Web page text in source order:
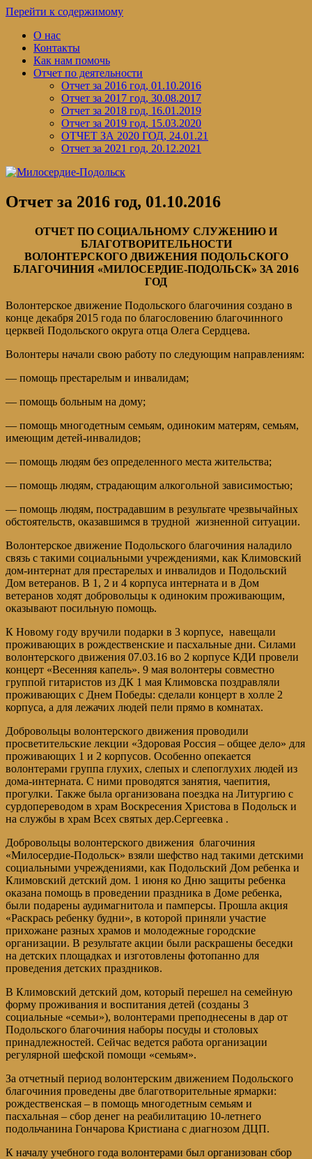
Перейти к содержимому
О нас
Контакты
Как нам помочь
Отчет по деятельности
Отчет за 2016 год, 01.10.2016
Отчет за 2017 год, 30.08.2017
Отчет за 2018 год, 16.01.2019
Отчет за 2019 год, 15.03.2020
ОТЧЕТ ЗА 2020 ГОД, 24.01.21
Отчет за 2021 год, 20.12.2021
Отчет за 2016 год, 01.10.2016
ОТЧЕТ ПО СОЦИАЛЬНОМУ СЛУЖЕНИЮ И
БЛАГОТВОРИТЕЛЬНОСТИ
ВОЛОНТЕРСКОГО ДВИЖЕНИЯ ПОДОЛЬСКОГО
БЛАГОЧИНИЯ «МИЛОСЕРДИЕ-ПОДОЛЬСК» ЗА 2016
ГОД
Волонтерское движение Подольского благочиния создано в
конце декабря 2015 года по благословению благочинного
церквей Подольского округа отца Олега Сердцева.
Волонтеры начали свою работу по следующим направлениям:
— помощь престарелым и инвалидам;
— помощь больным на дому;
— помощь многодетным семьям, одиноким матерям, семьям,
имеющим детей-инвалидов;
— помощь людям без определенного места жительства;
— помощь людям, страдающим алкогольной зависимостью;
— помощь людям, пострадавшим в результате чрезвычайных
обстоятельств, оказавшимся в трудной жизненной ситуации.
Волонтерское движение Подольского благочиния наладило
связь с такими социальными учреждениями, как Климовский
дом-интернат для престарелых и инвалидов и Подольский
Дом ветеранов. В 1, 2 и 4 корпуса интерната и в Дом
ветеранов ходят добровольцы к одиноким проживающим,
оказывают посильную помощь.
К Новому году вручили подарки в 3 корпусе, навещали
проживающих в рождественские и пасхальные дни. Силами
волонтерского движения 07.03.16 во 2 корпусе КДИ провели
концерт «Весенняя капель». 9 мая волонтеры совместно
группой гитаристов из ДК 1 мая Климовска поздравляли
проживающих с Днем Победы: сделали концерт в холле 2
корпуса, а для лежачих людей пели прямо в комнатах.
Добровольцы волонтерского движения проводили
просветительские лекции «Здоровая Россия – общее дело» для
проживающих 1 и 2 корпусов. Особенно опекается
волонтерами группа глухих, слепых и слепоглухих людей из
дома-интерната. С ними проводятся занятия, чаепития,
прогулки. Также была организована поездка на Литургию с
сурдопереводом в храм Воскресения Христова в Подольск и
на службы в храм Всех святых дер.Сергеевка .
Добровольцы волонтерского движения благочиния
«Милосердие-Подольск» взяли шефство над такими детскими
социальными учреждениями, как Подольский Дом ребенка и
Климовский детский дом. 1 июня ко Дню защиты ребенка
оказана помощь в проведении праздника в Доме ребенка,
были подарены аудимагнитола и памперсы. Прошла акция
«Раскрась ребенку будни», в которой приняли участие
прихожане разных храмов и молодежные городские
организации. В результате акции были раскрашены беседки
на детских площадках и изготовлены фотопанно для
проведения детских праздников.
В Климовский детский дом, который перешел на семейную
форму проживания и воспитания детей (созданы 3
социальные «семьи»), волонтерами преподнесены в дар от
Подольского благочиния наборы посуды и столовых
принадлежностей. Сейчас ведется работа организации
регулярной шефской помощи «семьям».
За отчетный период волонтерским движением Подольского
благочиния проведены две благотворительные ярмарки:
рождественская – в помощь многодетным семьям и
пасхальная – сбор денег на реабилитацию 10-летнего
подольчанина Гончарова Кристиана с диагнозом ДЦП.
К началу учебного года волонтерами был организован сбор